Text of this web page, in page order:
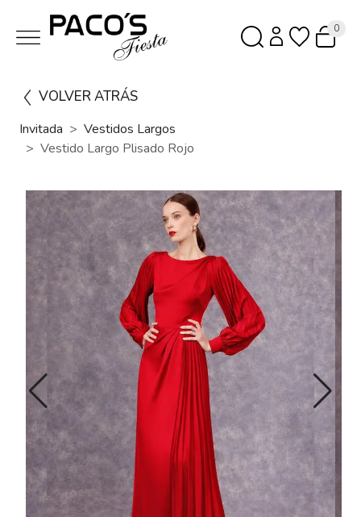
0
VOLVER ATRÁS
Invitada
Vestidos Largos
Vestido Largo Plisado Rojo